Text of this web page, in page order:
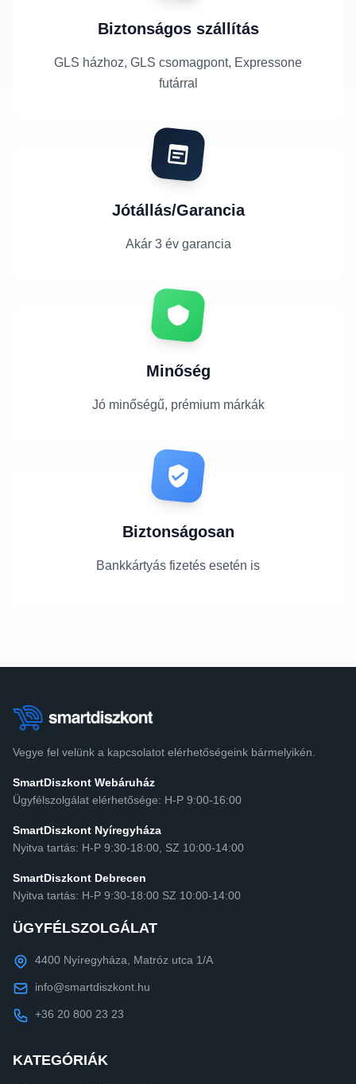
Biztonságos szállítás
GLS házhoz, GLS csomagpont, Expressone
futárral
Jótállás/Garancia
Akár 3 év garancia
Minőség
Jó minőségű, prémium márkák
Biztonságosan
Bankkártyás fizetés esetén is
Vegye fel velünk a kapcsolatot elérhetőségeink bármelyikén.
SmartDiszkont Webáruház
Ügyfélszolgálat elérhetősége: H-P 9:00-16:00
SmartDiszkont Nyíregyháza
Nyitva tartás: H-P 9:30-18:00, SZ 10:00-14:00
SmartDiszkont Debrecen
Nyitva tartás: H-P 9:30-18:00 SZ 10:00-14:00
ÜGYFÉLSZOLGÁLAT
4400 Nyíregyháza, Matróz utca 1/A
info@smartdiszkont.hu
+36 20 800 23 23
KATEGÓRIÁK